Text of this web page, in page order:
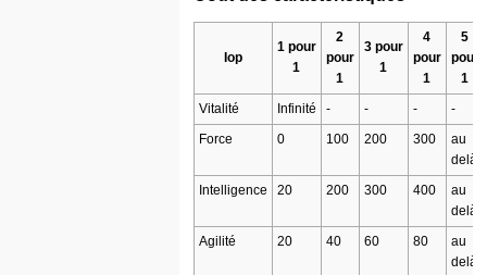
Iop
1 pour
1
2
pour
1
3 pour
1
4
pour
1
5
pour
1
Vitalité
Infinité - - -
-
Force
0 100 200 300
au
delà
Intelligence
20 200 300 400
au
delà
Agilité
20 40 60 80
au
delà